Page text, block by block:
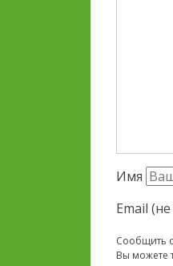
Имя
Email
Сообщить
Вы можете